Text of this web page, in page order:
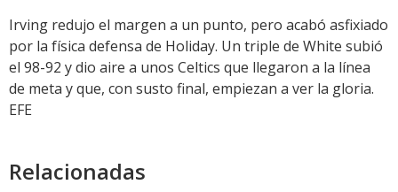
Irving redujo el margen a un punto, pero acabó asfixiado
por la física defensa de Holiday. Un triple de White subió
el 98-92 y dio aire a unos Celtics que llegaron a la línea
de meta y que, con susto final, empiezan a ver la gloria.
EFE
Relacionadas